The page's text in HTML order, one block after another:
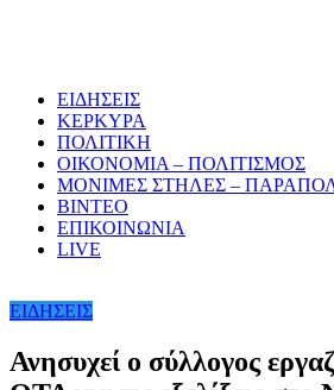
ΕΙΔΗΣΕΙΣ
ΚΕΡΚΥΡΑ
ΠΟΛΙΤΙΚΗ
ΟΙΚΟΝΟΜΙΑ – ΠΟΛΙΤΙΣΜΟΣ
ΜΟΝΙΜΕΣ ΣΤΗΛΕΣ –
ΒΙΝΤΕΟ
ΕΠΙΚΟΙΝΩΝΙΑ
LIVE
ΕΙΔΗΣΕΙΣ
Ανησυχεί ο σύλλογος